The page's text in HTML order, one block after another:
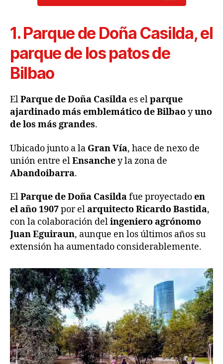
1. Parque de Doña Casilda, el
parque de los patos de
Bilbao
ElParque de Doña Casilda es elparque
ajardinado más emblemático de Bilbaoyuno
de los más grandes.
Ubicado junto a la Gran Vía, hace de nexo de
unión entre elEnsanchey la zona de
Abandoibarra.
ElParque de Doña Casildafue proyectadoen
el año 1907por elarquitecto Ricardo Bastida,
con la colaboración delingeniero agrónomo
Juan Eguiraun, aunque en los últimos años su
extensión ha aumentado considerablemente.